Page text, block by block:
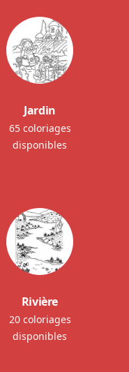
Jardin
65 coloriages
disponibles
Rivière
20 coloriages
disponibles